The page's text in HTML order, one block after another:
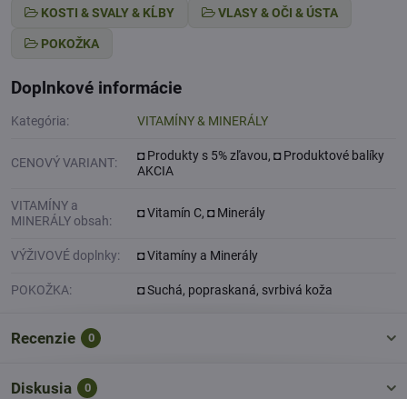
KOSTI & SVALY & KĹBY VLASY & OČI & ÚSTA
POKOŽKA
Doplnkové informácie
Kategória: VITAMÍNY & MINERÁLY
CENOVÝ VARIANT:
◘ Produkty s 5% zľavou, ◘ Produktové balíky
AKCIA
VITAMÍNY a
MINERÁLY obsah:
◘ Vitamín C, ◘ Minerály
VÝŽIVOVÉ doplnky: ◘ Vitamíny a Minerály
POKOŽKA: ◘ Suchá, popraskaná, svrbivá koža
Recenzie 0
Diskusia 0